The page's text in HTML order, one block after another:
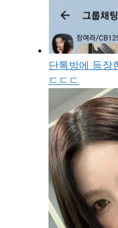
단톡방에 등장
ㄷㄷㄷ